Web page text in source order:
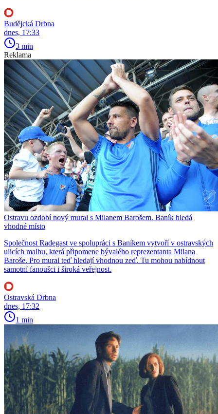
Budějcká Drbna
dnes, 17:33
3 min
Reklama
Ostravu ozdobí nový mural s Milanem Barošem. Baník hledá
vhodné místo
Společnost Radegast ve spolupráci s Baníkem vytvoří v ostravských
ulicích malbu, která připomene bývalého reprezentanta Milana
Baroše. Pro mural teď hledají vhodnou zeď. Tu mohou nabídnout
samotní fanoušci i široká veřejnost.
Ostravská Drbna
dnes, 17:32
1 min